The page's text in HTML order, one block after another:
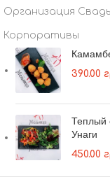
Организация
Корпоративы
390.00
Теплый
Унаги
450.00